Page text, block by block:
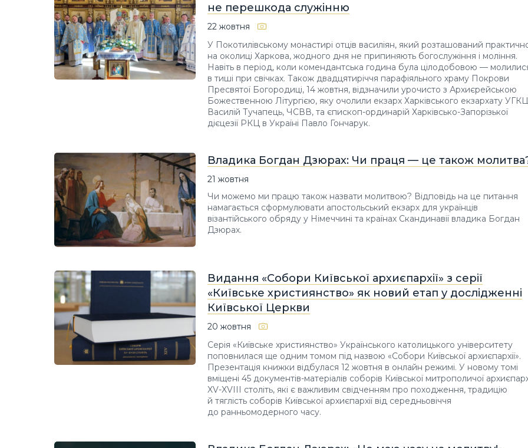
не перешкода служінню
22 жовтня
У Покотилівському монастирі отців василіян, який розташований
на околиці Харкова, жодного дня не припиняють богослужіння і моління.
Навіть в період, коли комендантська година була цілодобовою —
в тиші при свічках. Також двадцятиріччя парафіяльного храму Покрови
Пресвятої Богородиці, 14 жовтня, відзначили урочисто з Архиєрейською
Божественною Літургією, яку очолили екзарх Харківського екзархату УГКЦ
Василій Тучапець, ЧСВВ, та єпископ-ординарій Харківсько-Запорізької
дієцезії РКЦ в Україні Павло Гончарук.
Владика Богдан Дзюрах: Чи праця — це також
21 жовтня
Чи можемо ми працю також назвати молитвою? Відповідь на це питання
намагається сформулювати апостольський екзарх для українців
візантійського обряду у Німеччині та країнах Скандинавії владика Богдан
Дзюрах.
Видання «Собори Київської архиєпархії» з серії
«Київське християнство» як новий етап у дослідженні
Київської Церкви
20 жовтня
Серія «Київське християнство» Українського католицького університету
поповнилася ще одним томом під назвою «Собори Київської архиєпархії».
Презентація книжки відбулася 12 жовтня в онлайн режимі. У новому томі
вміщені 45 документів-матеріалів соборів Київської митрополичої
XV-XVIII століть, які є важливим свідченням про походження, традицію
й тяглість соборів Київської архиєпархії від середньовіччя
до ранньомодерного часу.